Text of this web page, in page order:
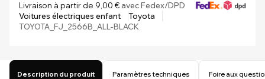
Livraison à partir de 9,00 €avec Fedex/DPD
Voitures électriques enfant
Toyota
TOYOTA_FJ_2566B_ALL-BLACK
Description du produit Paramètres techniques Foire aux